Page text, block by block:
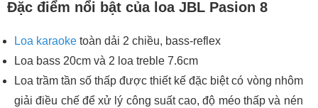
Đặc điểm nổi bật của loa JBL Pasion 8
Loa karaoke toàn dải 2 chiều, bass-reflex
Loa bass 20cm và 2 loa treble 7.6cm
Loa trầm tần số thấp được thiết kế đặc biệt có vòng nhôm
giải điều chế để xử lý công suất cao, độ méo thấp và nén